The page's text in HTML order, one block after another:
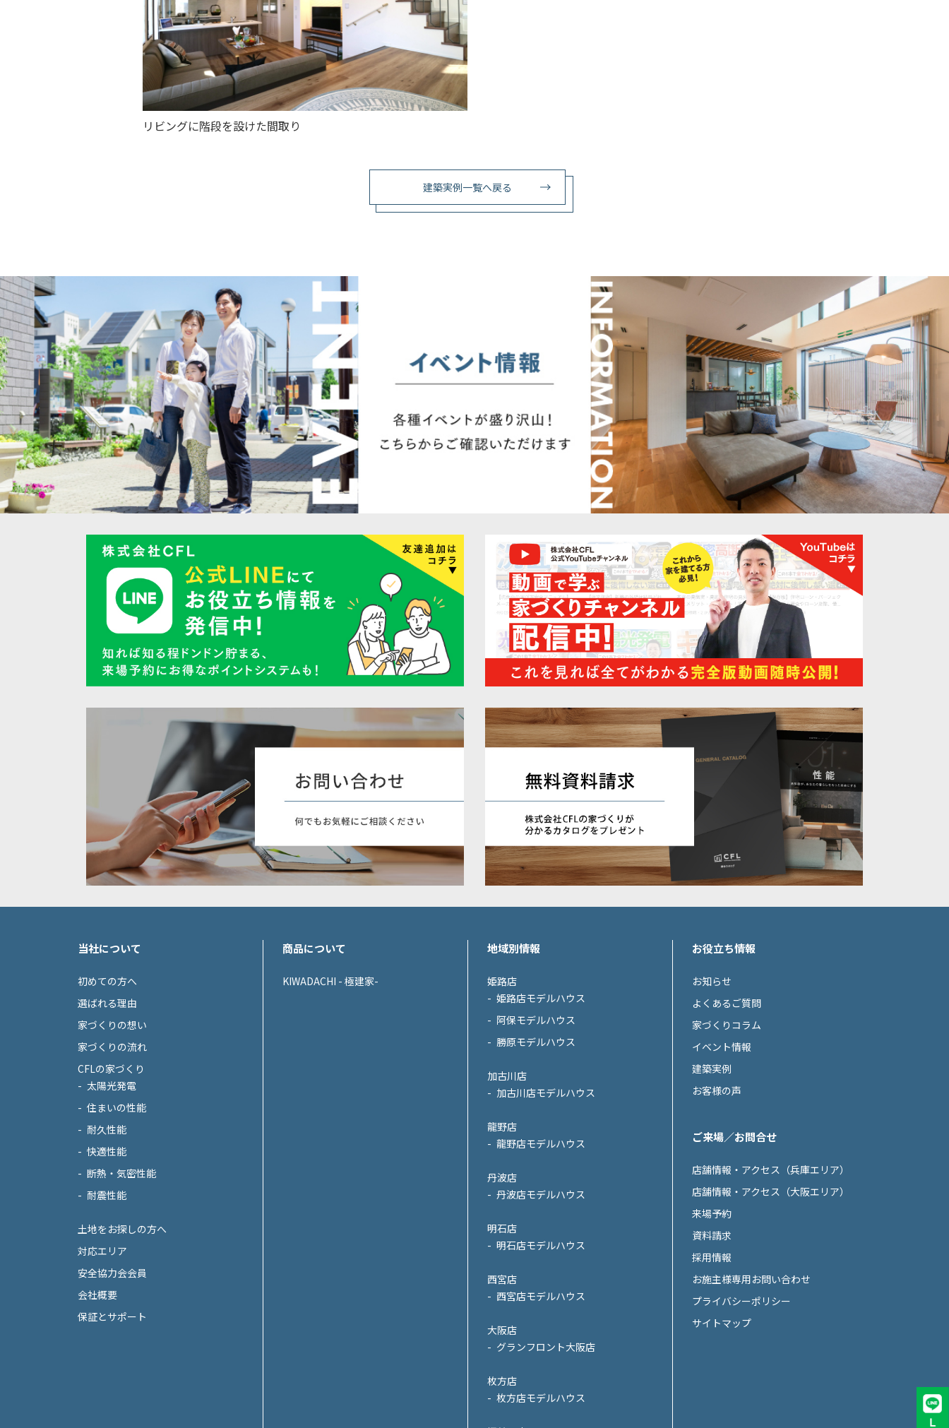
リビングに階段を設けた間取り
建築実例一覧へ戻る
当社について
初めての方へ
選ばれる理由
家づくりの想い
家づくりの流れ
CFLの家づくり
太陽光発電
住まいの性能
耐久性能
快適性能
断熱・気密性能
耐震性能
土地をお探しの方へ
対応エリア
安全協力会会員
会社概要
保証とサポート
商品について
KIWADACHI - 極建家-
地域別情報
姫路店
姫路店モデルハウス
阿保モデルハウス
勝原モデルハウス
加古川店
加古川店モデルハウス
龍野店
龍野店モデルハウス
丹波店
丹波店モデルハウス
明石店
明石店モデルハウス
西宮店
西宮店モデルハウス
大阪店
グランフロント大阪店
枚方店
枚方店モデルハウス
お役立ち情報
お知らせ
よくあるご質問
家づくりコラム
イベント情報
建築実例
お客様の声
ご来場／お問合せ
店舗情報・アクセス（兵庫エリア）
店舗情報・アクセス（大阪エリア）
来場予約
資料請求
採用情報
お施主様専用お問い合わせ
プライバシーポリシー
サイトマップ